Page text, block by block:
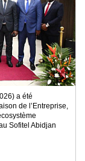
a été
de l’Entreprise,
Sofitel Abidjan